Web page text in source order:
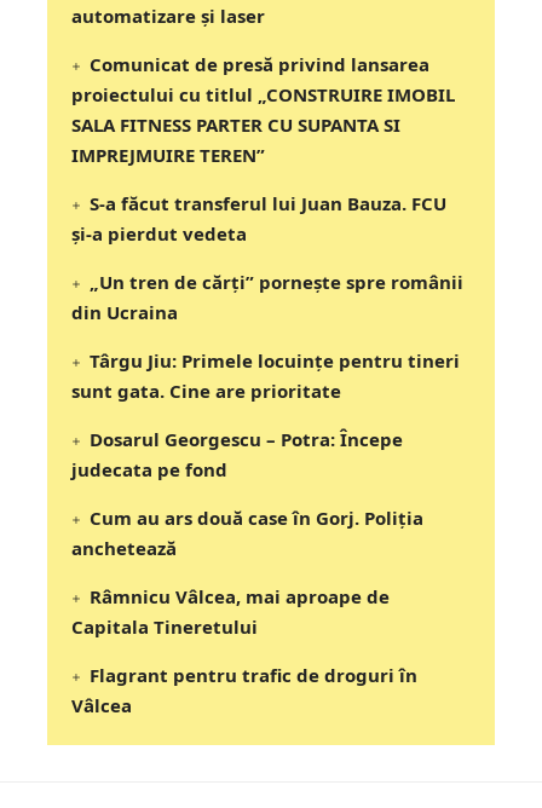
automatizare și laser
Comunicat de presă privind lansarea
proiectului cu titlul „CONSTRUIRE IMOBIL
SALA FITNESS PARTER CU SUPANTA SI
IMPREJMUIRE TEREN”
S-a făcut transferul lui Juan Bauza. FCU
și-a pierdut vedeta
„Un tren de cărți” pornește spre românii
din Ucraina
Târgu Jiu: Primele locuințe pentru tineri
sunt gata. Cine are prioritate
Dosarul Georgescu – Potra: Începe
judecata pe fond
Cum au ars două case în Gorj. Poliția
anchetează
Râmnicu Vâlcea, mai aproape de
Capitala Tineretului
Flagrant pentru trafic de droguri în
Vâlcea